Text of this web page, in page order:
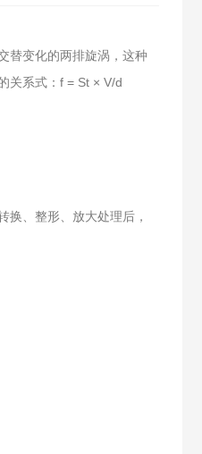
替变化的两排旋涡，这种
关系式：f = St × V/d
、整形、放大处理后，